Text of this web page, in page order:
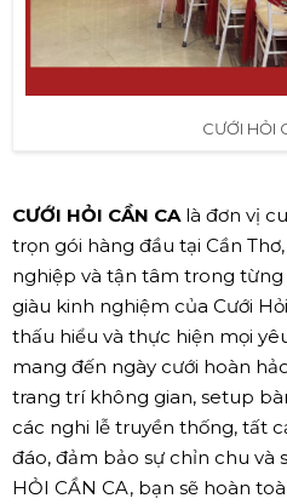
CƯỚI HỎI
CƯỚI HỎI CẦN CA là đơn vị
trọn gói hàng đầu tại Cần
nghiệp và tận tâm trong
giàu kinh nghiệm của Cưới
thấu hiểu và thực hiện mọi
mang đến ngày cưới hoàn
trang trí không gian, setup
các nghi lễ truyền thống, tất
đáo, đảm bảo sự chỉn chu và
HỎI CẦN CA, bạn sẽ hoàn